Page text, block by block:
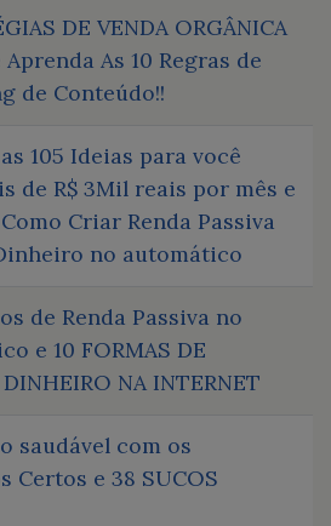
DE VENDA ORGÂNICA
Aprenda As 10 Regras de
de Conteúdo!!
105 Ideias para você
de R$ 3Mil reais por mês e
Criar Renda Passiva
no automático
de Renda Passiva no
e 10 FORMAS DE
NA INTERNET
saudável com os
Certos e 38 SUCOS